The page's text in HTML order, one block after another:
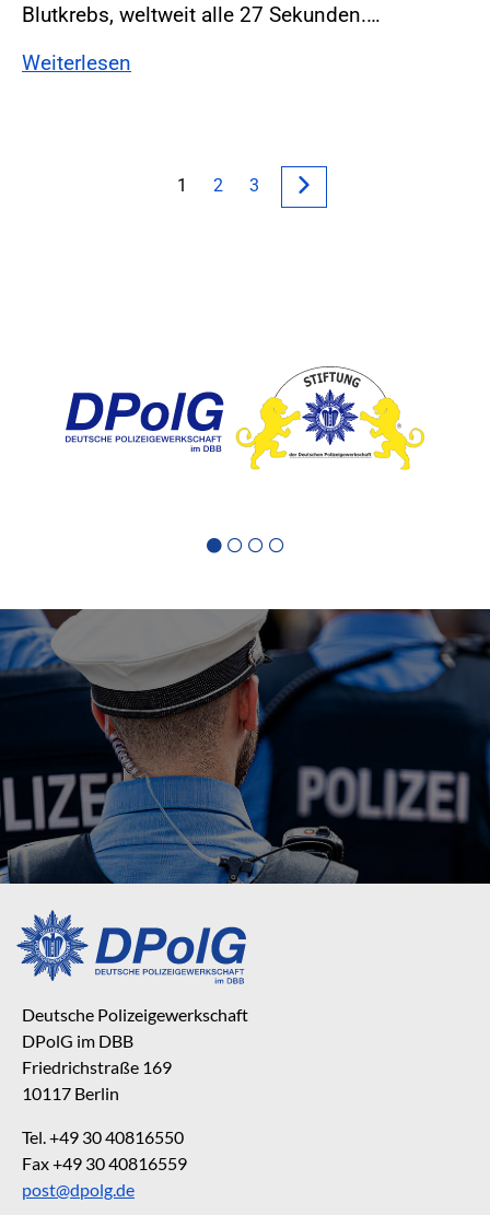
Blutkrebs, weltweit alle 27 Sekunden.…
Weiterlesen
1 2 3
Deutsche Polizeigewerkschaft
DPolG im DBB
Friedrichstraße 169
10117 Berlin
Tel. +49 30 40816550
Fax +49 30 40816559
post@dpolg.de